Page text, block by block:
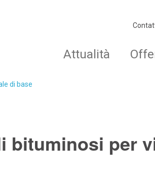
Attualità
di base
bituminosi per